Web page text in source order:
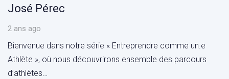
José Pérec
2 ans ago
Bienvenue dans notre série « Entreprendre comme un.e
Athlète », où nous découvrirons ensemble des parcours
d’athlètes…